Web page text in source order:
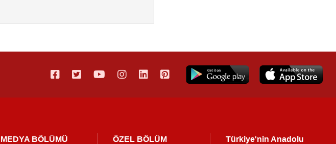
MEDYA BÖLÜMÜ ÖZEL BÖLÜM
Türkiye'nin Anadolu